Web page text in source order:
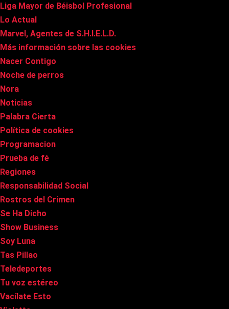
Liga Mayor de Béisbol Profesional
Lo Actual
Marvel, Agentes de S.H.I.E.L.D.
Más información sobre las cookies
Nacer Contigo
Noche de perros
Nora
Noticias
Palabra Cierta
Política de cookies
Programacion
Prueba de fé
Regiones
Responsabilidad Social
Rostros del Crimen
Se Ha Dicho
Show Business
Soy Luna
Tas Pillao
Teledeportes
Tu voz estéreo
Vacílate Esto